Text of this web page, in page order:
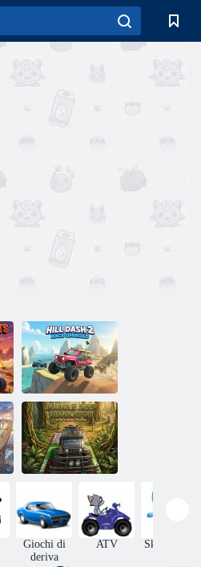
Hill Dash 2
Gara fuoristrada
Simulatore di
jeep nella
giungla
Giochi di
deriva
ATV Skateboard